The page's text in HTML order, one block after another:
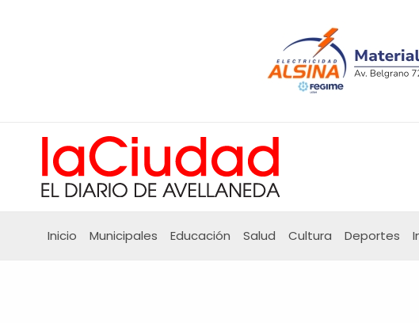
Inicio Municipales Educación Salud Cultura Deportes